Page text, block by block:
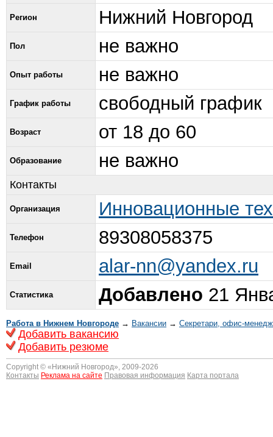
Регион Нижний Новгород
Пол не важно
Опыт работы не важно
График работы свободный график
Возраст от 18 до 60
Образование не важно
Контакты
Организация Инновационные
Телефон 89308058375
Email alar-nn@yandex.ru
Статистика Добавлено 21
Работа в Нижнем Новгороде → Вакансии → Секретари, офис-
Добавить вакансию
Добавить резюме
Copyright © « Нижний Новгород», 2009-2026
Контакты Реклама на сайте Правовая информация Карта портала